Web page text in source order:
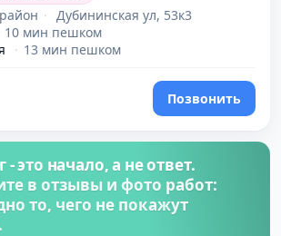
· Дубининская ул, 53к3
10 мин пешком
· 13 мин пешком
Позвонить
- это начало, а не ответ.
в отзывы и фото работ:
то, чего не покажут